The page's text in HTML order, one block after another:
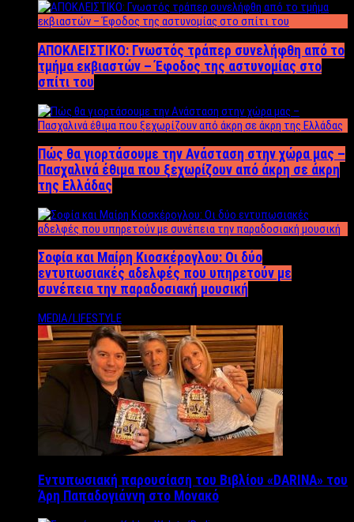
ΑΠΟΚΛΕΙΣΤΙΚΟ: Γνωστός τράπερ συνελήφθη από το
τμήμα εκβιαστών – Έφοδος της αστυνομίας στο
σπίτι του
Πώς θα γιορτάσουμε την Ανάσταση στην χώρα μας –
Πασχαλινά έθιμα που ξεχωρίζουν από άκρη σε άκρη
της Ελλάδας
Σοφία και Μαίρη Κιοσκέρογλου: Οι δύο
εντυπωσιακές αδελφές που υπηρετούν με
συνέπεια την παραδοσιακή μουσική
MEDIA/LIFESTYLE
Εντυπωσιακή παρουσίαση του Βιβλίου «DARINA» του
Άρη Παπαδογιάννη στο Μονακό